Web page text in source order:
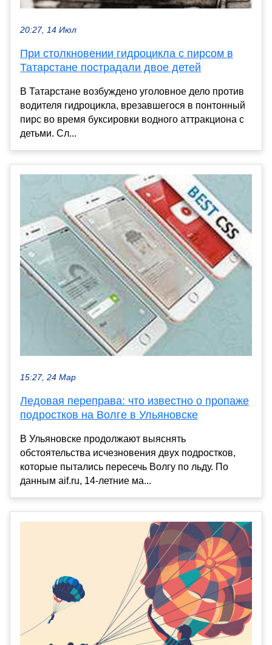
20:27, 14 Июл
При столкновении гидроцикла с пирсом в
Татарстане пострадали двое детей
В Татарстане возбуждено уголовное дело против
водителя гидроцикла, врезавшегося в понтонный
пирс во время буксировки водного аттракциона с
детьми. Сл...
15:27, 24 Мар
Ледовая переправа: что известно о пропаже
подростков на Волге в Ульяновске
В Ульяновске продолжают выяснять
обстоятельства исчезновения двух подростков,
которые пытались пересечь Волгу по льду. По
данным aif.ru, 14-летние ма...